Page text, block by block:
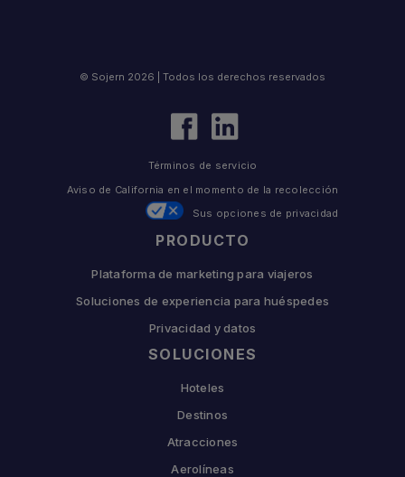
PRODUCTO
Plataforma de marketing para viajeros
Soluciones de experiencia para huéspedes
Privacidad y datos
SOLUCIONES
Hoteles
Destinos
Atracciones
Aerolíneas
© Sojern 2026 | Todos los derechos reservados
Términos de servicio
Aviso de California en el momento de la recolección
Sus opciones de privacidad